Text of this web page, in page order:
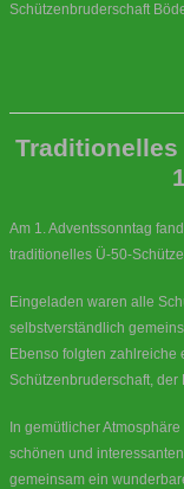
Schützenbruderschaft
Traditionelles
Am 1. Adventssonntag
traditionelles Ü-50-
Eingeladen waren alle
selbstverständlich
Ebenso folgten
Schützenbruderschaft, der
In gemütlicher
schönen und
gemeinsam ein